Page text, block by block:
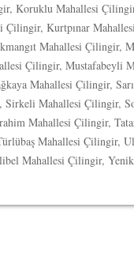
Koruklu Mahallesi
Kurtpınar
Mahallesi Çilingir,
Çilingir, Mustafabeyli
Mahallesi Çilingir,
Mahallesi Çilingir,
Mahallesi Çilingir,
Mahallesi Çilingir,
Mahallesi Çilingir,